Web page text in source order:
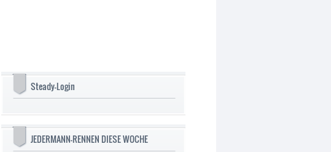
Steady-Login
JEDERMANN-RENNEN DIESE WOCHE